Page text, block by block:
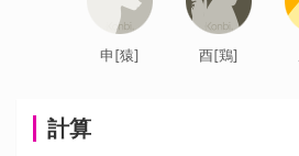
計算
申[猿] 酉[鶏]